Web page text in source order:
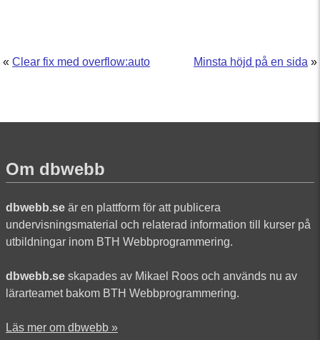
Minsta höjd på en sida »
«Clear fix med overflow:auto
Om dbwebb
dbwebb.seär en plattform för att publicera
undervisningsmaterial och relaterad information till kurser på
utbildningar inom BTH Webbprogrammering.
dbwebb.seskapades av Mikael Roos och används nu av
lärarteamet bakom BTH Webbprogrammering.
Läs mer om dbwebb »